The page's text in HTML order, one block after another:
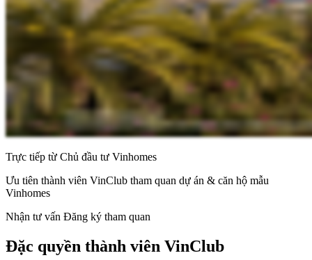
Trực tiếp từ Chủ đầu tư Vinhomes
Ưu tiên thành viên VinClub tham quan dự án & căn hộ mẫu
Vinhomes
Nhận tư vấn Đăng ký tham quan
Đặc quyền thành viên VinClub